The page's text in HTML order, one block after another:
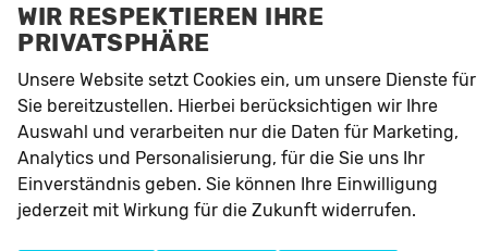
CLA Shooting Brake
CLS Shooting Brake
E-Klasse
WIR RESPEKTIEREN IHRE
PRIVATSPHÄRE
Unsere Website setzt Cookies ein, um unsere Dienste für
Sie bereitzustellen. Hierbei berücksichtigen wir Ihre
Auswahl und verarbeiten nur die Daten für Marketing,
Analytics und Personalisierung, für die Sie uns Ihr
Einverständnis geben. Sie können Ihre Einwilligung
jederzeit mit Wirkung für die Zukunft widerrufen.